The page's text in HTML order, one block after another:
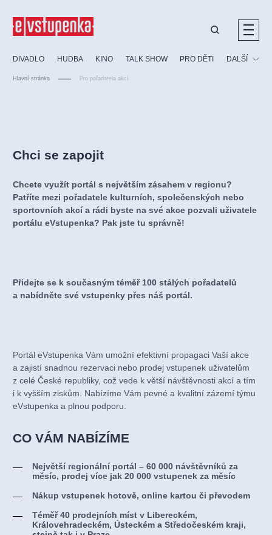
DIVADLO HUDBA KINO TALK SHOW PRO DĚTI DALŠÍ
Hlavní stránka Pro pořadatela akcí
Chci se zapojit
Chcete využít portál s největším zásahem v regionu?
Patříte mezi pořadatele kulturních, společenských nebo
sportovních akcí a rádi byste na své akce pozvali uživatele
portálu eVstupenka? Pak jste tu správně!
Přidejte se k současným téměř 100 stálých pořadatelů
a nabídněte své vstupenky přes náš portál.
Portál eVstupenka Vám umožní efektivní propagaci Vaší akce
a zajistí snadnou rezervaci nebo prodej vstupenek uživatelům
z celé České republiky, což vede k větší návštěvnosti akcí a tím
i k vyšším ziskům. Nabízíme Vám pevné a kvalitní zázemí týmu
eVstupenka a plnou podporu.
CO VÁM NABÍZÍME
Největší regionální portál – 60 000 návštěvníků za
měsíc, prodej více jak 20 000 vstupenek za měsíc
Nákup vstupenek hotově, online kartou či převodem
Téměř 40 prodejních míst v Libereckém,
Královehradeckém, Ústeckém a Středočeském kraji,
Nejnavštěvovanější